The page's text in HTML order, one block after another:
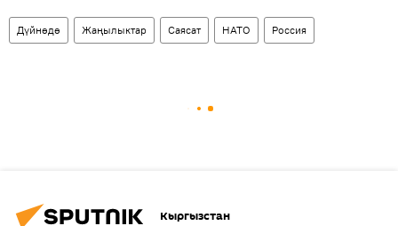
Дүйнөдө Жаңылыктар Саясат НАТО Россия
Кыргызстан